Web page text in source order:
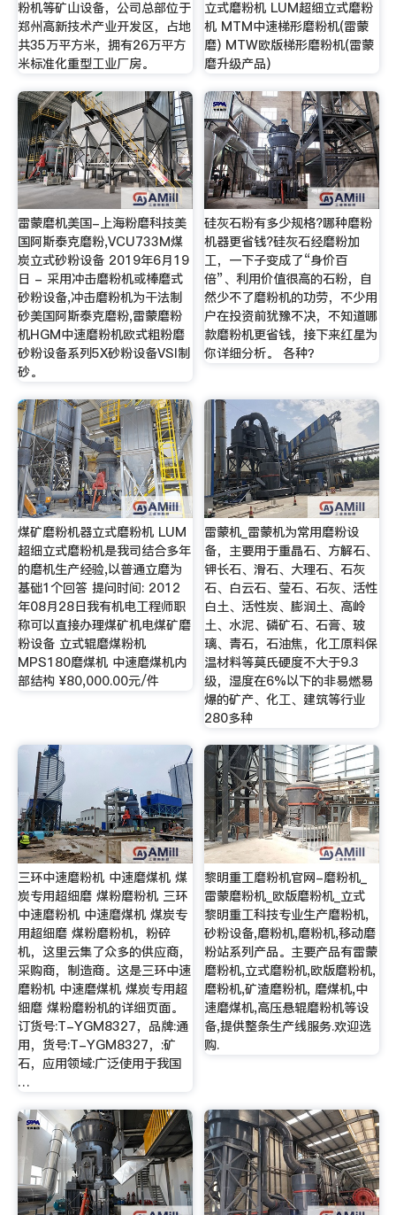
粉机等矿山设备，公司总部位于
郑州高新技术产业开发区，占地
共35万平方米，拥有26万平方
米标准化重型工业厂房。
立式磨粉机 LUM超细立式磨粉
机 MTM中速梯形磨粉机(雷蒙
磨) MTW欧版梯形磨粉机(雷蒙
磨升级产品)
雷蒙磨机美国-上海粉磨科技美
国阿斯泰克磨粉,VCU733M煤
炭立式砂粉设备 2019年6月19
日 - 采用冲击磨粉机或棒磨式
砂粉设备,冲击磨粉机为干法制
砂美国阿斯泰克磨粉,雷蒙磨粉
机HGM中速磨粉机欧式粗粉磨
砂粉设备系列5X砂粉设备VSI制
砂。
硅灰石粉有多少规格?哪种磨粉
机器更省钱?硅灰石经磨粉加
工，一下子变成了“身价百
倍”、利用价值很高的石粉，自
然少不了磨粉机的功劳，不少用
户在投资前犹豫不决，不知道哪
款磨粉机更省钱，接下来红星为
你详细分析。 各种？
煤矿磨粉机器立式磨粉机 LUM
超细立式磨粉机是我司结合多年
的磨机生产经验,以普通立磨为
基础1个回答 提问时间: 2012
年08月28日我有机电工程师职
称可以直接办理煤矿机电煤矿磨
粉设备 立式辊磨煤粉机
MPS180磨煤机 中速磨煤机内
部结构 ¥80,000.00元/件
雷蒙机_雷蒙机为常用磨粉设
备，主要用于重晶石、方解石、
钾长石、滑石、大理石、石灰
石、白云石、莹石、石灰、活性
白土、活性炭、膨润土、高岭
土、水泥、磷矿石、石膏、玻
璃、青石，石油焦，化工原料保
温材料等莫氏硬度不大于9.3
级，湿度在6%以下的非易燃易
爆的矿产、化工、建筑等行业
280多种
三环中速磨粉机 中速磨煤机 煤
炭专用超细磨 煤粉磨粉机 三环
中速磨粉机 中速磨煤机 煤炭专
用超细磨 煤粉磨粉机，粉碎
机，这里云集了众多的供应商，
采购商，制造商。这是三环中速
磨粉机 中速磨煤机 煤炭专用超
细磨 煤粉磨粉机的详细页面。
订货号:T-YGM8327，品牌:通
用，货号:T-YGM8327，:矿
石，应用领域:广泛使用于我国
…
黎明重工磨粉机官网-磨粉机_
雷蒙磨粉机_欧版磨粉机_立式
黎明重工科技专业生产磨粉机,
砂粉设备,磨粉机,磨粉机,移动磨
粉站系列产品。主要产品有雷蒙
磨粉机,立式磨粉机,欧版磨粉机,
磨粉机,矿渣磨粉机, 磨煤机,中
速磨煤机,高压悬辊磨粉机等设
备,提供整条生产线服务.欢迎选
购.